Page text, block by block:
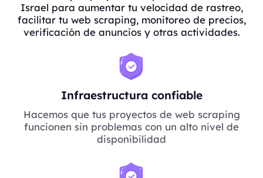
Israel para aumentar tu velocidad de rastreo,
facilitar tu web scraping, monitoreo de precios,
verificación de anuncios y otras actividades.
Infraestructura confiable
Hacemos que tus proyectos de web scraping
funcionen sin problemas con un alto nivel de
disponibilidad